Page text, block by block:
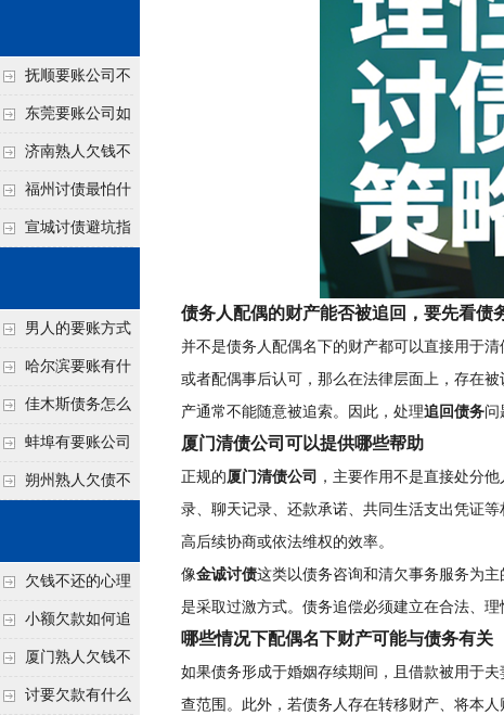
抚顺要账公司不
敢透漏的追回方法是
什么？
东莞要账公司如
何有效要账讨债？20
26年合法追债经验总
结！
济南熟人欠钱不
还？ 福州讨债最怕什
么？2026年这两个关
宣城讨债避坑指
回！
男人的要账方式
是什么呢？
哈尔滨要账有什
么合法手段？2026年
最新追账方式总结！
佳木斯债务怎么
追回呢？2026年成功
要账就用这2招
蚌埠有要账公司
吗？2026年这3个方
朔州熟人欠债不
死账变活
欠钱不还的心理
是什么？读懂欠款人
的心态催收事半功倍
小额欠款如何追
讨 厦门熟人欠钱不
还？2026年合法秘
讨要欠款有什么
债务人配偶的财产能否被追回，要先看债
并不是债务人配偶名下的财产都可以直接用于
或者配偶事后认可，那么在法律层面上，存在
产通常不能随意被追索。因此，处理追回债务问
厦门清债公司可以提供哪些帮助
正规的厦门清债公司
，主要作用不是直接处分
录、聊天记录、还款承诺、共同生活支出凭证
高后续协商或依法维权的效率。
像金诚讨债这类以债务咨询和清欠事务服务为
是采取过激方式。债务追偿必须建立在合法、
哪些情况下配偶名下财产可能与债务有关
如果债务形成于婚姻存续期间，且借款被用于
查范围。此外，若债务人存在转移财产、将本